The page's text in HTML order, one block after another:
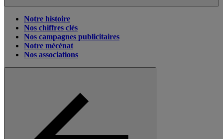
Notre histoire
Nos chiffres clés
Nos campagnes publicitaires
Notre mécénat
Nos associations